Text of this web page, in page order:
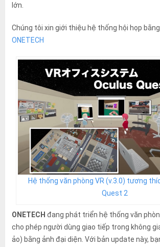
lớn.
Chúng tôi xin giới thiệu hệ thống hội họp
ONETECH
Hệ thống văn phòng VR (v.3.0) tương
Quest 2
ONETECH đang phát triển hệ thống văn
cho phép người dùng giao tiếp trong không
ảo) bằng ảnh đại diện. Với bản update này,